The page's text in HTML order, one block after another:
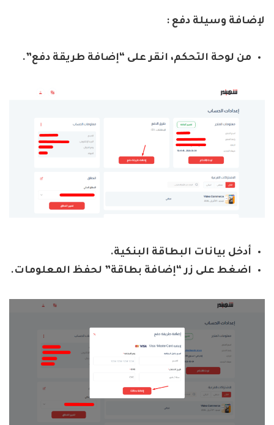
لإضافة وسيلة دفع :
من لوحة التحكم، انقر على “إضافة طريقة دفع”.
أدخل بيانات البطاقة البنكية.
اضغط على زر “إضافة بطاقة” لحفظ المعلومات.